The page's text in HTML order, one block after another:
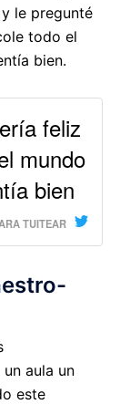
le pregunté
todo el
bien.
feliz
mundo
bien
TUITEAR
aula un
este